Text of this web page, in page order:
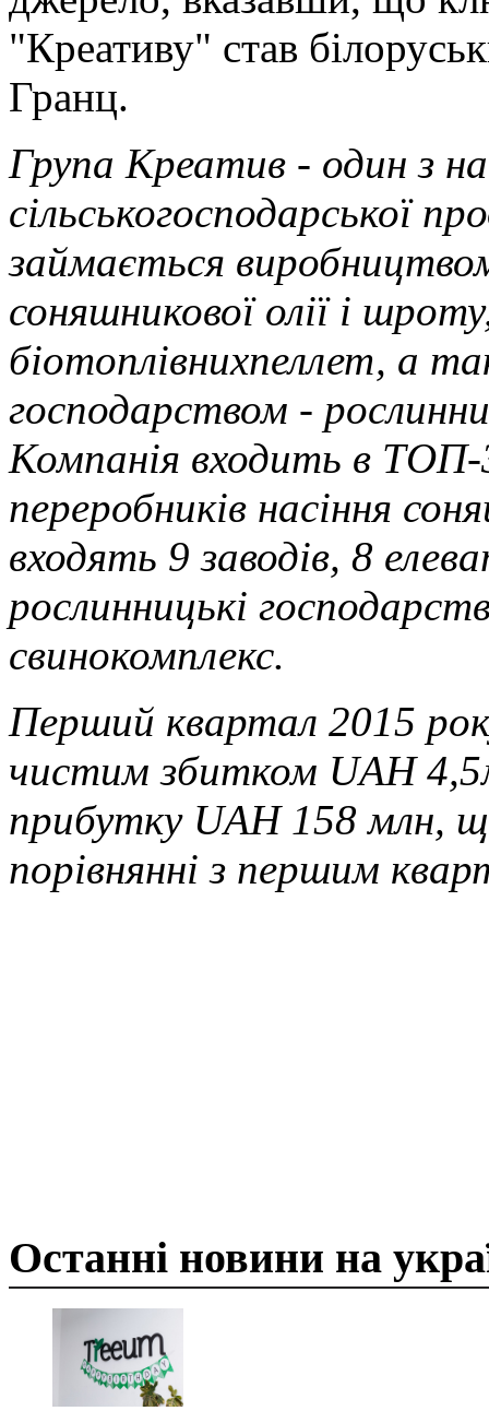
"Креативу" став
Гранц.
Група Креатив - один з
сільськогосподарської
займається
соняшникової олії і
біотоплівнихпеллет, а
господарством -
Компанія входить в ТОП-
переробників насіння
входять 9 заводів, 8
рослинницькі
свинокомплекс.
Перший квартал 2015
чистим збитком UAH
прибутку UAH 158 млн,
порівнянні з першим
Останні новини на